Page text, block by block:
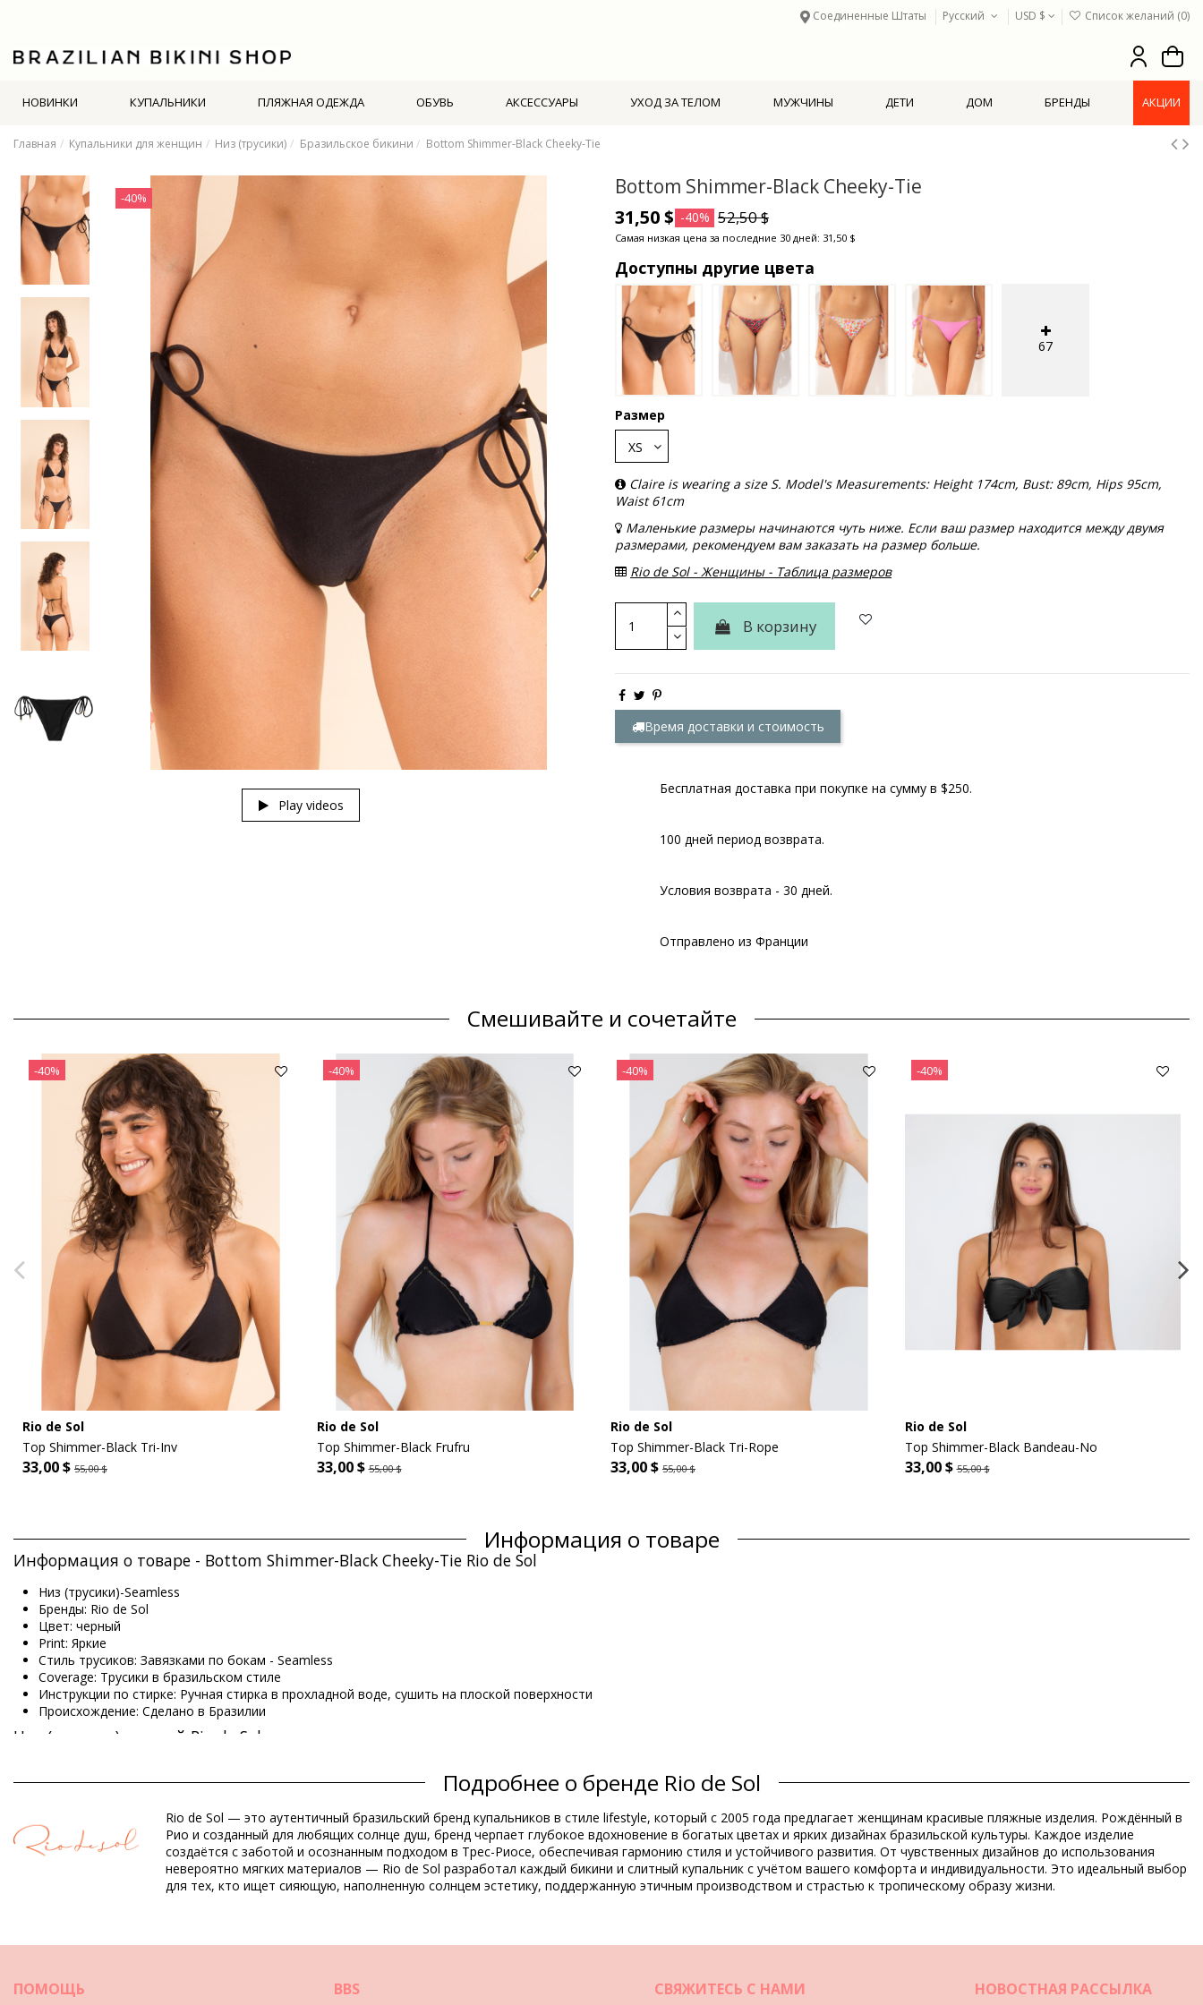
Соединенные Штаты Русский USD $ Список желаний (0)
НОВИНКИ КУПАЛЬНИКИ ПЛЯЖНАЯ ОДЕЖДА ОБУВЬ АКСЕССУАРЫ УХОД ЗА ТЕЛОМ МУЖЧИНЫ ДЕТИ ДОМ БРЕНДЫ АКЦИИ
Главная Купальники для женщин Низ (трусики) Бразильское бикини Bottom Shimmer-Black Cheeky-Tie
-40%
Play videos
Bottom Shimmer-Black Cheeky-Tie
31,50 $ -40% 52,50 $
Самая низкая цена за последние 30 дней: 31,50 $
Доступны другие цвета
67
Размер
Claire is wearing a size S. Model's Measurements: Height 174cm, Bust: 89cm, Hips 95cm,
Waist 61cm
Маленькие размеры начинаются чуть ниже. Если ваш размер находится между двумя
размерами, рекомендуем вам заказать на размер больше.
Rio de Sol - Женщины - Таблица размеров
В корзину
Время доставки и стоимость
Бесплатная доставка при покупке на сумму в $250.
100 дней период возврата.
Условия возврата - 30 дней.
Отправлено из Франции
Смешивайте и сочетайте
-40%
Rio de Sol
Top Shimmer-Black Tri-Inv
33,00 $ 55,00 $
-40%
Rio de Sol
Top Shimmer-Black Frufru
33,00 $55,00 $
-40%
Rio de Sol
Top Shimmer-Black Tri-Rope
33,00 $ 55,00 $
-40%
Rio de Sol
Top Shimmer-Black Bandeau-No
33,00 $55,00 $
Информация о товаре
Информация о товаре - Bottom Shimmer-Black Cheeky-Tie Rio de Sol
Низ (трусики)-Seamless
Бренды: Rio de Sol
Цвет: черный
Print: Яркие
Стиль трусиков: Завязками по бокам - Seamless
Coverage: Трусики в бразильском стиле
Инструкции по стирке: Ручная стирка в прохладной воде, сушить на плоской поверхности
Происхождение: Сделано в Бразилии
Низ (трусики) черный Rio de Sol
Состав: 84% Nylon, 16% Spandex (LYCRA) - OEKO-TEX - Chlorine Resistant
Подкладка: 84% Polyamide, 16% Elastane - Oeko-Tex
UV Protection: UPF 50+
Информация о товаре
Отдел: ЖЕНЩИНЫ, Низ (трусики)
Упаковка включает: 1 x Низ (трусики) (Другие аксессуары не включены)
EAN: XS (7899810252319), S (7899810252326), M (7899810252333), L (7899810252340), XL (7899810252357)
Принт не точный и может отличаться в зависимости от кроя
Ретушированные фотографии
Подробнее о бренде Rio de Sol
Rio de Sol — это аутентичный бразильский бренд купальников в стиле lifestyle, который с 2005 года предлагает женщинам красивые пляжные изделия. Рождённый в
Рио и созданный для любящих солнце душ, бренд черпает глубокое вдохновение в богатых цветах и ярких дизайнах бразильской культуры. Каждое изделие
создаётся с заботой и осознанным подходом в Трес-Риосе, обеспечивая гармонию стиля и устойчивого развития. От чувственных дизайнов до использования
невероятно мягких материалов — Rio de Sol разработал каждый бикини и слитный купальник с учётом вашего комфорта и индивидуальности. Это идеальный выбор
для тех, кто ищет сияющую, наполненную солнцем эстетику, поддержанную этичным производством и страстью к тропическому образу жизни.
ПОМОЩЬ BBS СВЯЖИТЕСЬ С НАМИ НОВОСТНАЯ РАССЫЛКА